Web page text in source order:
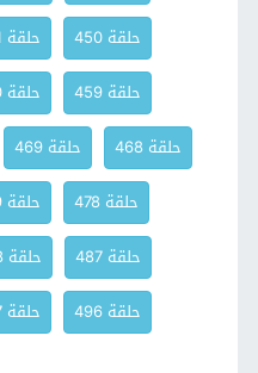
حلقة 450
حلقة 451
حلقة 459
حلقة 460
حلقة 468
حلقة 469
حلقة 478
حلقة 479
حلقة 487
حلقة 488
حلقة 496
حلقة 497